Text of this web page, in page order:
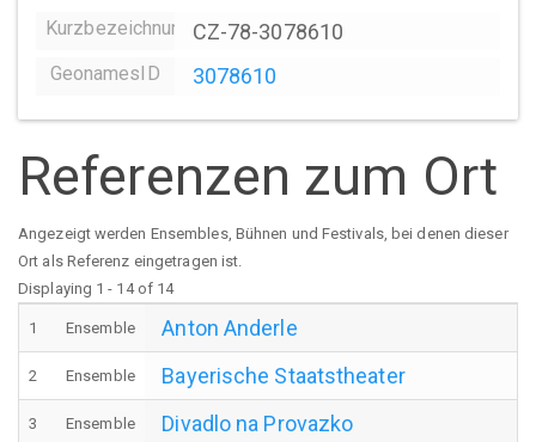
Kurzbezeichnung CZ-78-3078610
GeonamesID 3078610
Referenzen zum Ort
Angezeigt werden Ensembles, Bühnen und Festivals, bei denen dieser
Ort als Referenz eingetragen ist.
Displaying 1 - 14 of 14
1 Ensemble Anton Anderle
2 Ensemble Bayerische Staatstheater
3 Ensemble Divadlo na Provazko